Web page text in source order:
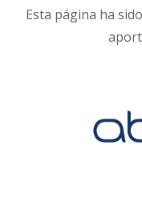
Esta página ha